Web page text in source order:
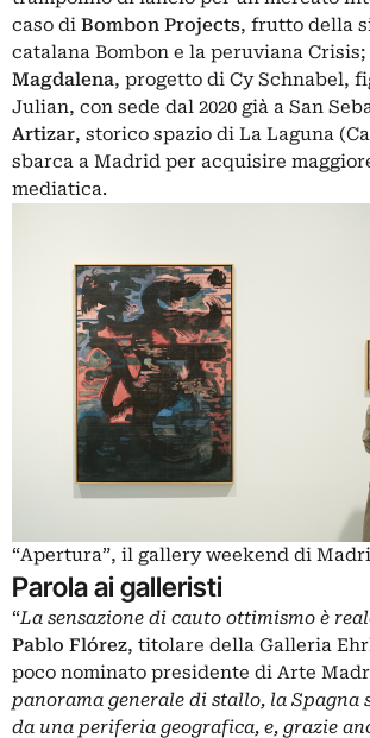
caso di Bombon Projects, frutto della
catalana Bombon e la peruviana
Magdalena, progetto di Cy Schnabel,
Julian, con sede dal 2020 già a San
Artizar, storico spazio di La Laguna
sbarca a Madrid per acquisire
mediatica.
“Apertura”, il gallery weekend di
Parola ai galleristi
“La sensazione di cauto ottimismo è
Pablo Flórez, titolare della Galleria
poco nominato presidente di Arte
panorama generale di stallo, la Spagna
da una periferia geografica, e, grazie